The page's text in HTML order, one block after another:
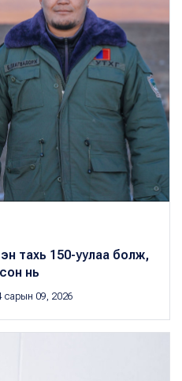
тахь 150-уулаа болж,
нь
сарын 09, 2026